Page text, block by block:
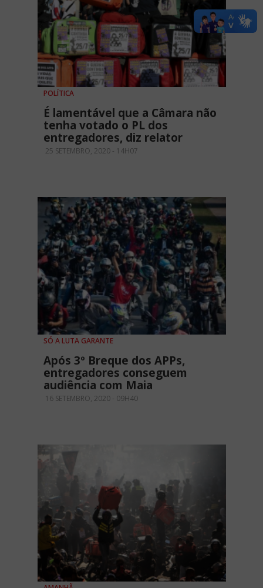
POLÍTICA
É lamentável que a Câmara não
tenha votado o PL dos
entregadores, diz relator
25 SETEMBRO, 2020 - 14H07
SÓ A LUTA GARANTE
Após 3º Breque dos APPs,
entregadores conseguem
audiência com Maia
16 SETEMBRO, 2020 - 09H40